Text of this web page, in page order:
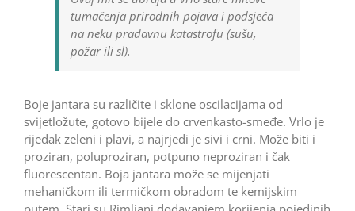
tumačenja prirodnih pojava i podsjeća
na neku pradavnu katastrofu (sušu,
požar ili sl).
Boje jantara su različite i sklone oscilacijama od
svijetložute, gotovo bijele do crvenkasto-smeđe. Vrlo je
rijedak zeleni i plavi, a najrjeđi je sivi i crni. Može biti i
proziran, poluproziran, potpuno neproziran i čak
fluorescentan. Boja jantara može se mijenjati
mehaničkom ili termičkom obradom te kemijskim